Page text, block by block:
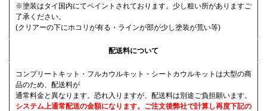
※塗装はタイ国内にてペイントされております。少し粗い所がありますご
了承ください。
(クリアーの下にホコリが有る・ラインが部が少し塗装が荒い等)
配送料について
コンプリートキット・フルカウルキット・シートカウルキットは大型の商
品のため、配送料が
通常料金と異なります。恐れ入りますが、配送料は別途ご負担願います。
システム上通常配送の金額になります。ご注文後弊社で計算し再度下記の